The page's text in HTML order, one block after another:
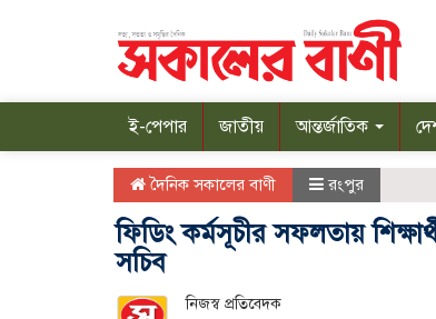
ই-পেপার জাতীয় আন্তর্জাতিক
দৈনিক সকালের বাণী রংপুর
ফিডিং কর্মসূচীর সফলতায়
সচিব
নিজস্ব প্রতিবেদক